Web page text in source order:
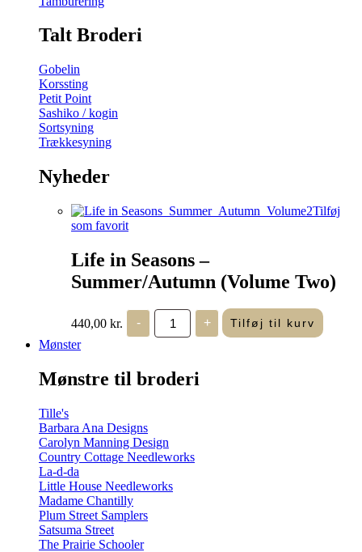
Talt Broderi
Gobelin
Korssting
Petit Point
Sashiko / kogin
Sortsyning
Trækkesyning
Nyheder
Tilføj
som favorit
Life in Seasons –
Summer/Autumn (Volume Two)
440,00 kr. -
Life
Seasons
(Volume
+ Tilføj til kurv
Mønster
Mønstre til broderi
Tille's
Barbara Ana Designs
Carolyn Manning Design
Country Cottage Needleworks
La-d-da
Little House Needleworks
Madame Chantilly
Plum Street Samplers
Satsuma Street
The Prairie Schooler